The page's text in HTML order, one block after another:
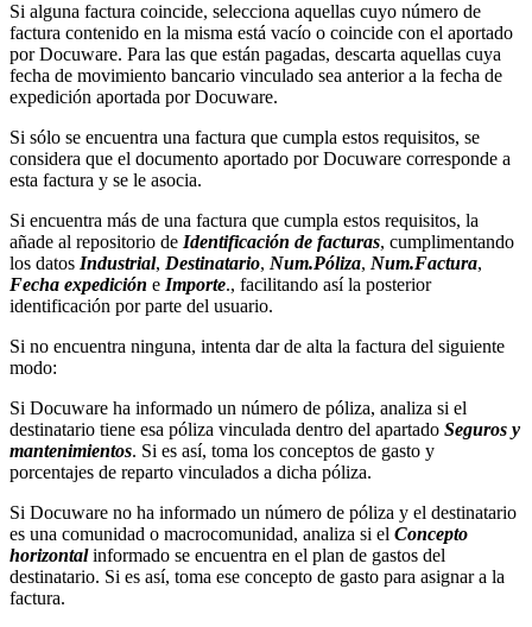
Si alguna factura coincide, selecciona aquellas cuyo número de
factura contenido en la misma está vacío o coincide con el aportado
por Docuware. Para las que están pagadas, descarta aquellas cuya
fecha de movimiento bancario vinculado sea anterior a la fecha de
expedición aportada por Docuware.
Si sólo se encuentra una factura que cumpla estos requisitos, se
considera que el documento aportado por Docuware corresponde a
esta factura y se le asocia.
Si encuentra más de una factura que cumpla estos requisitos, la
añade al repositorio de Identificación de facturas, cumplimentando
los datos Industrial, Destinatario, Num.Póliza, Num.Factura,
Fecha expedición e Importe., facilitando así la posterior
identificación por parte del usuario.
Si no encuentra ninguna, intenta dar de alta la factura del siguiente
modo:
Si Docuware ha informado un número de póliza, analiza si el
destinatario tiene esa póliza vinculada dentro del apartado Seguros y
mantenimientos. Si es así, toma los conceptos de gasto y
porcentajes de reparto vinculados a dicha póliza.
Si Docuware no ha informado un número de póliza y el destinatario
es una comunidad o macrocomunidad, analiza si el Concepto
horizontalinformado se encuentra en el plan de gastos del
destinatario. Si es así, toma ese concepto de gasto para asignar a la
factura.